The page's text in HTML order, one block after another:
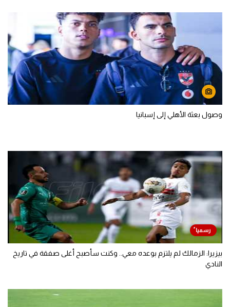
وصول بعثة الأهلي إلى إسبانيا
بيزيرا: الزمالك لم يلتزم بوعده معي.. وكنت سأصبح أغلى صفقة في تاريخ
النادي